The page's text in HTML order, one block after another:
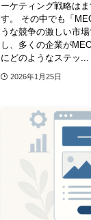
ーケティング戦略は
す。 その中でも「
うな競争の激しい市
し、多くの企業が
にどのようなステッ...
2026年1月25日